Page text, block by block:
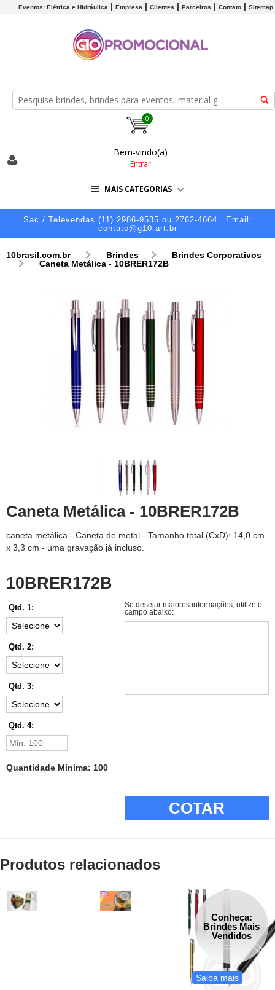
Eventos: Elétrica e Hidráulica Empresa Clientes Parceiros Contato Sitemap
0
Bem-vindo(a)
Entrar
MAIS CATEGORIAS
Sac / Televendas (11) 2986-9535 ou 2762-4664
Email:
contato@g10.art.br
10brasil.com.br Brindes
Brindes Corporativos
Caneta Metálica - 10BRER172B
Caneta Metálica - 10BRER172B
caneta metálica - Caneta de metal - Tamanho total (CxD): 14,0 cm
x 3,3 cm - uma gravação já incluso.
10BRER172B
Qtd. 1:
Qtd. 2:
Qtd. 3:
Qtd. 4:
Quantidade Mínima: 100
Se desejar maiores informações, utilize o
campo abaixo:
COTAR
Produtos relacionados
Conheça:
Brindes Mais
Vendidos
Saiba mais